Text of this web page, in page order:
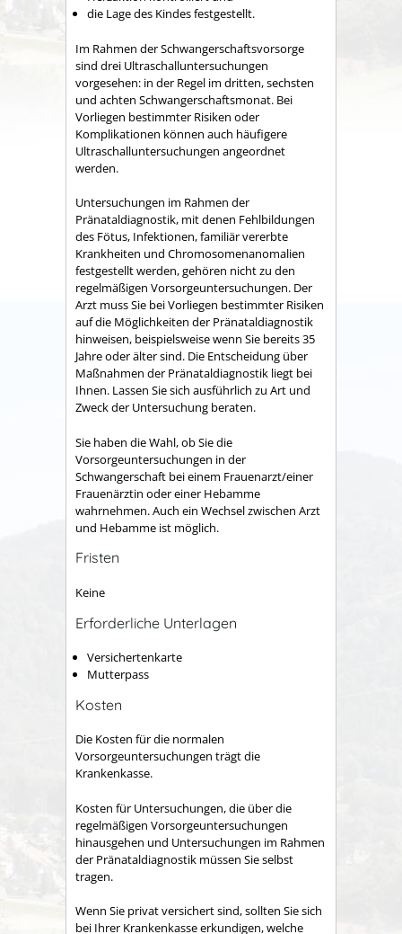
die Lage des Kindes festgestellt.
Im Rahmen der Schwangerschaftsvorsorge
sind drei Ultraschalluntersuchungen
vorgesehen: in der Regel im dritten, sechsten
und achten Schwangerschaftsmonat. Bei
Vorliegen bestimmter Risiken oder
Komplikationen können auch häufigere
Ultraschalluntersuchungen angeordnet
werden.
Untersuchungen im Rahmen der
Pränataldiagnostik, mit denen Fehlbildungen
des Fötus, Infektionen, familiär vererbte
Krankheiten und Chromosomenanomalien
festgestellt werden, gehören nicht zu den
regelmäßigen Vorsorgeuntersuchungen. Der
Arzt muss Sie bei Vorliegen bestimmter Risiken
auf die Möglichkeiten der Pränataldiagnostik
hinweisen, beispielsweise wenn Sie bereits 35
Jahre oder älter sind. Die Entscheidung über
Maßnahmen der Pränataldiagnostik liegt bei
Ihnen. Lassen Sie sich ausführlich zu Art und
Zweck der Untersuchung beraten.
Sie haben die Wahl, ob Sie die
Vorsorgeuntersuchungen in der
Schwangerschaft bei einem Frauenarzt/einer
Frauenärztin oder einer Hebamme
wahrnehmen. Auch ein Wechsel zwischen Arzt
und Hebamme ist möglich.
Fristen
Keine
Erforderliche Unterlagen
Versichertenkarte
Mutterpass
Kosten
Die Kosten für die normalen
Vorsorgeuntersuchungen trägt die
Krankenkasse.
Kosten für Untersuchungen, die über die
regelmäßigen Vorsorgeuntersuchungen
hinausgehen und Untersuchungen im Rahmen
der Pränataldiagnostik müssen Sie selbst
tragen.
Wenn Sie privat versichert sind, sollten Sie sich
bei Ihrer Krankenkasse erkundigen, welche